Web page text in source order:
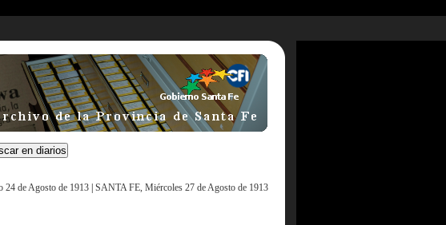
de Agosto de 1913 SANTA FE, Miércoles 27 de Agosto de 1913